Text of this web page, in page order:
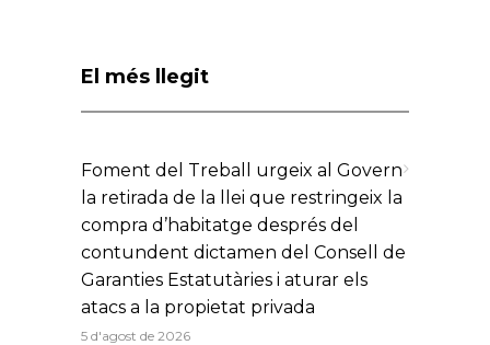
El més llegit
Foment del Treball urgeix al Govern
la retirada de la llei que restringeix la
compra d’habitatge després del
contundent dictamen del Consell de
Garanties Estatutàries i aturar els
atacs a la propietat privada
5 d'agost de 2026